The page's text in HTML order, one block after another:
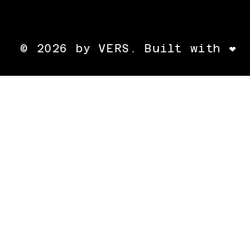
© 2026 by VERS. Built with ❤️